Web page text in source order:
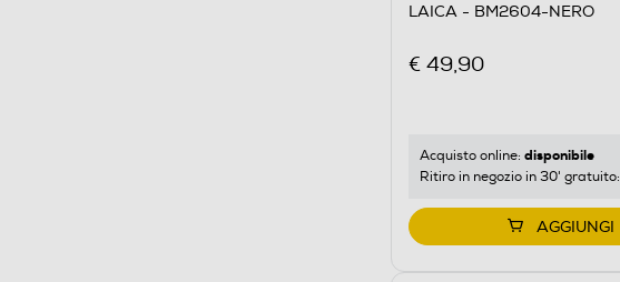
LAICA - BM2604-NERO
€ 49,90
Acquisto online: disponibile
Ritiro in negozio in 30' gratuito:
AGGIUNGI